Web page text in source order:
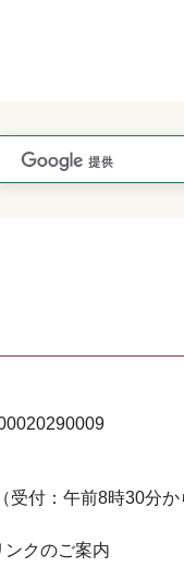
（受付：午前8時30分か
ンクのご案内